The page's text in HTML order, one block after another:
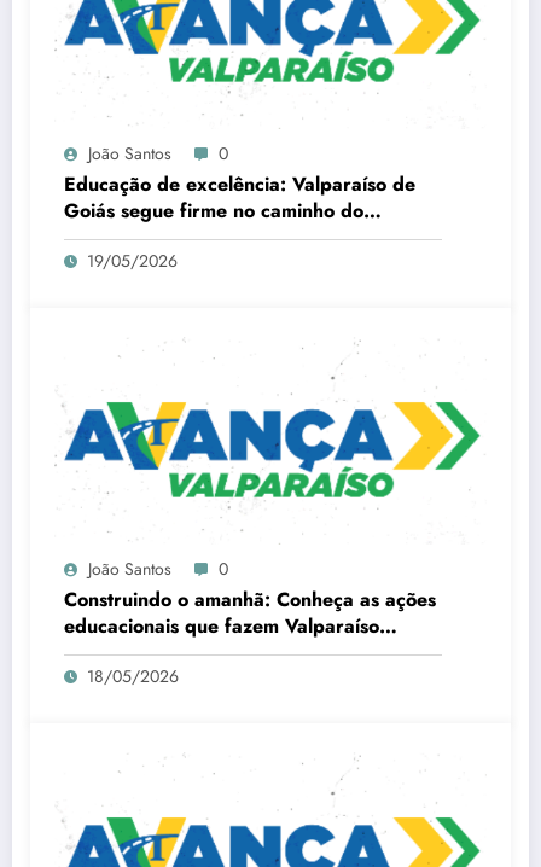
João Santos 0
Educação de excelência: Valparaíso de
Goiás segue firme no caminho do
progresso
19/05/2026
João Santos 0
Construindo o amanhã: Conheça as ações
educacionais que fazem Valparaíso
avançar
18/05/2026